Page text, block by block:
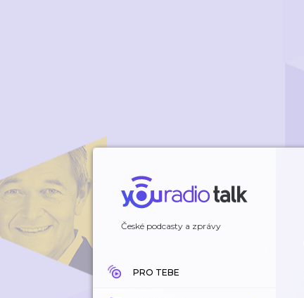
České podcasty a zprávy
PRO TEBE